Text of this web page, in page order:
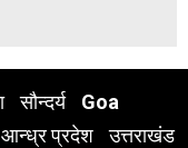
सौन्दर्य
Goa
आन्ध्र प्रदेश
उत्तराखंड